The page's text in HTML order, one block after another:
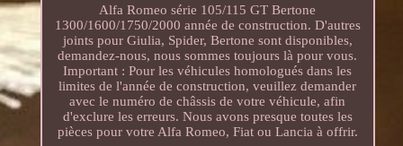
Alfa Romeo série 105/115 GT Bertone
1300/1600/1750/2000 année de construction. D'autres
joints pour Giulia, Spider, Bertone sont disponibles,
demandez-nous, nous sommes toujours là pour vous.
Important : Pour les véhicules homologués dans les
limites de l'année de construction, veuillez demander
avec le numéro de châssis de votre véhicule, afin
d'exclure les erreurs. Nous avons presque toutes les
pièces pour votre Alfa Romeo, Fiat ou Lancia à offrir.